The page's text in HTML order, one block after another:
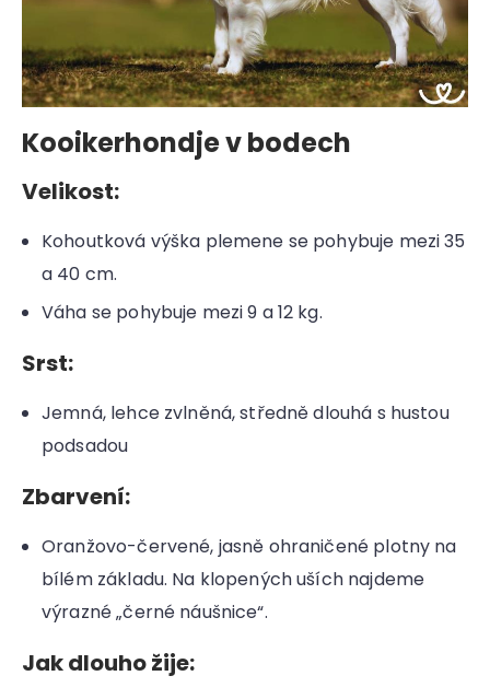
Kooikerhondje v bodech
Velikost:
Kohoutková výška plemene se pohybuje mezi 35
a 40 cm.
Váha se pohybuje mezi 9 a 12 kg.
Srst:
Jemná, lehce zvlněná, středně dlouhá s hustou
podsadou
Zbarvení:
Oranžovo-červené, jasně ohraničené plotny na
bílém základu. Na klopených uších najdeme
výrazné „černé náušnice“.
Jak dlouho žije: